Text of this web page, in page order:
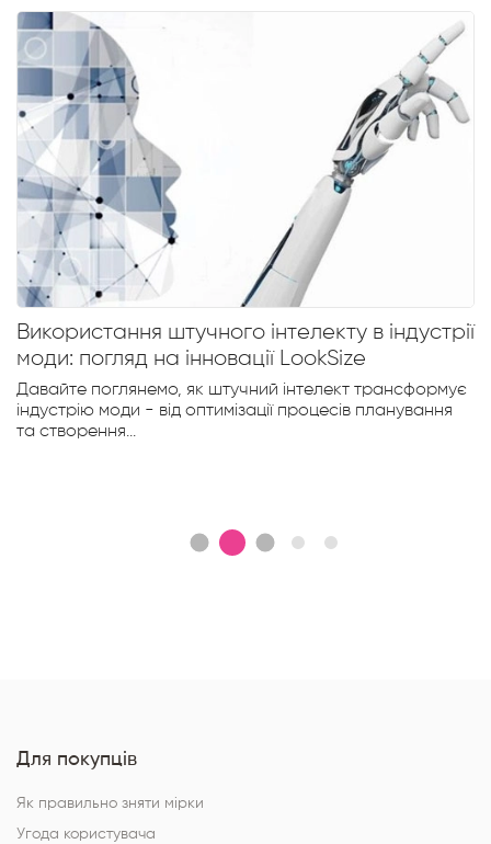
інтелекту в індустрії
LookSize
штучний інтелект трансформує
процесів планування
Калькулятор
незамінний
посадки та
Looksize
Для покупців
Як правильно зняти мірки
Угода користувача